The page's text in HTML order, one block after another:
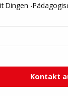
Dingen -
Kontakt